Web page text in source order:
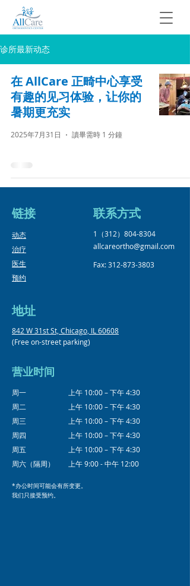
诊所最新动态
在 AllCare 正畸中心享受
有趣的见习体验，让你的
暑期更充实
2025年7月31日 讀畢需時 1 分鐘
链接
​动态
治疗
医生
预约
​联系方式
1（312）804-8304
allcareortho@gmail.com
Fax:312-873-3803
地址
842 W 31st St, Chicago, IL 60608
(Free on-street parking)
营业时间
周一
周二
周三
周四
周五
周六（隔周）
上午 10:00 – 下午 4:30
上午 10:00 – 下午 4:30
上午 10:00 – 下午 4:30
上午 10:00 – 下午 4:30
上午 10:00 – 下午 4:30
上午 9:00 - 中午 12:00
*办公时间可能会有所变更。
我们只接受预约。